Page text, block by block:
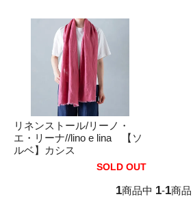
リネンストール/リーノ・
エ・リーナ//lino e lina 【ソ
ルベ】カシス
SOLD OUT
1商品中 1-1商品